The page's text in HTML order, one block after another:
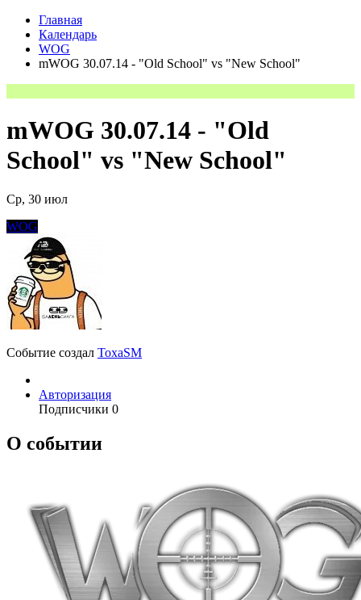
Главная
Календарь
WOG
mWOG 30.07.14 - "Old School" vs "New School"
mWOG 30.07.14 - "Old
School" vs "New School"
Ср, 30 июл
WOG
Событие создал ToxaSM
Авторизация
Подписчики 0
О событии